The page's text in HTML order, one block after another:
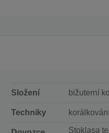
Složení bižuterní
Techniky korálkování
Stoklasa